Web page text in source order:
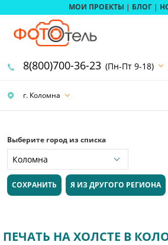
МОИ ПРОЕКТЫ | БЛОГ |
г. Коломна
8(800)700-36-23 (Пн-Пт 9-18)
Выберите город из списка
СОХРАНИТЬ Я ИЗ ДРУГОГО РЕГИОНА
ПЕЧАТЬ НА ХОЛСТЕ В